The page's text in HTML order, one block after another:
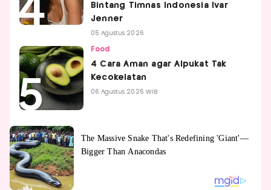
Bintang Timnas Indonesia Ivar
Jenner
05 Agustus 2026
Food
4 Cara Aman agar Alpukat Tak
Kecokelatan
06 Agustus 2026 WIB